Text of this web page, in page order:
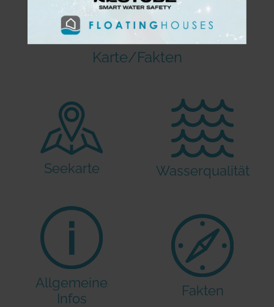
Weitere Angebote
Karte/Fakten
Seekarte Wasserqualität
Allgemeine
Infos
Fakten